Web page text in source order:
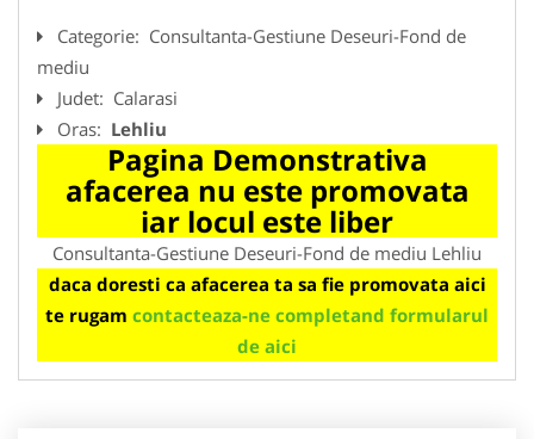
Categorie: Consultanta-Gestiune Deseuri-Fond de
mediu
Judet: Calarasi
Oras: Lehliu
Pagina Demonstrativa
afacerea nu este promovata
iar locul este liber
Consultanta-Gestiune Deseuri-Fond de mediu Lehliu
daca doresti ca afacerea ta sa fie promovata aici
te rugam contacteaza-ne completand formularul
de aici